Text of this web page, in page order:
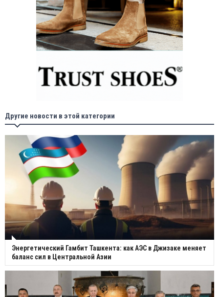
Другие новости в этой категории
Энергетический Гамбит Ташкента: как АЭС в Джизаке меняет
баланс сил в Центральной Азии